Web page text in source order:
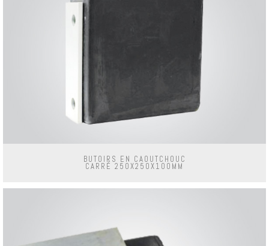
BUTOIRS EN CAOUTCHOUC
CARRÉ 250X250X100MM